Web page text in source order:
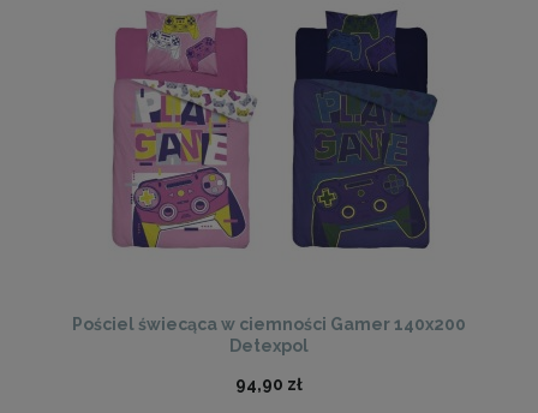
Pościel świecąca w ciemności Gamer 140x200
Detexpol
94,90 zł